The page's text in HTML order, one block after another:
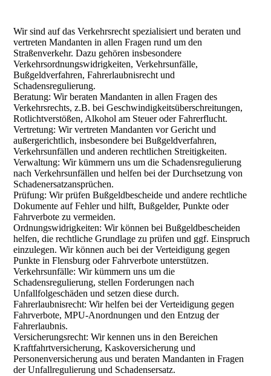
Wir sind auf das Verkehrsrecht spezialisiert und beraten und
vertreten Mandanten in allen Fragen rund um den
Straßenverkehr. Dazu gehören insbesondere
Verkehrsordnungswidrigkeiten, Verkehrsunfälle,
Bußgeldverfahren, Fahrerlaubnisrecht und
Schadensregulierung.
Beratung: Wir beraten Mandanten in allen Fragen des
Verkehrsrechts, z.B. bei Geschwindigkeitsüberschreitungen,
Rotlichtverstößen, Alkohol am Steuer oder Fahrerflucht.
Vertretung: Wir vertreten Mandanten vor Gericht und
außergerichtlich, insbesondere bei Bußgeldverfahren,
Verkehrsunfällen und anderen rechtlichen Streitigkeiten.
Verwaltung: Wir kümmern uns um die Schadensregulierung
nach Verkehrsunfällen und helfen bei der Durchsetzung von
Schadenersatzansprüchen.
Prüfung: Wir prüfen Bußgeldbescheide und andere rechtliche
Dokumente auf Fehler und hilft, Bußgelder, Punkte oder
Fahrverbote zu vermeiden.
Ordnungswidrigkeiten: Wir können bei Bußgeldbescheiden
helfen, die rechtliche Grundlage zu prüfen und ggf. Einspruch
einzulegen. Wir können auch bei der Verteidigung gegen
Punkte in Flensburg oder Fahrverbote unterstützen.
Verkehrsunfälle: Wir kümmern uns um die
Schadensregulierung, stellen Forderungen nach
Unfallfolgeschäden und setzen diese durch.
Fahrerlaubnisrecht: Wir helfen bei der Verteidigung gegen
Fahrverbote, MPU-Anordnungen und den Entzug der
Fahrerlaubnis.
Versicherungsrecht: Wir kennen uns in den Bereichen
Kraftfahrtversicherung, Kaskoversicherung und
Personenversicherung aus und beraten Mandanten in Fragen
der Unfallregulierung und Schadensersatz.